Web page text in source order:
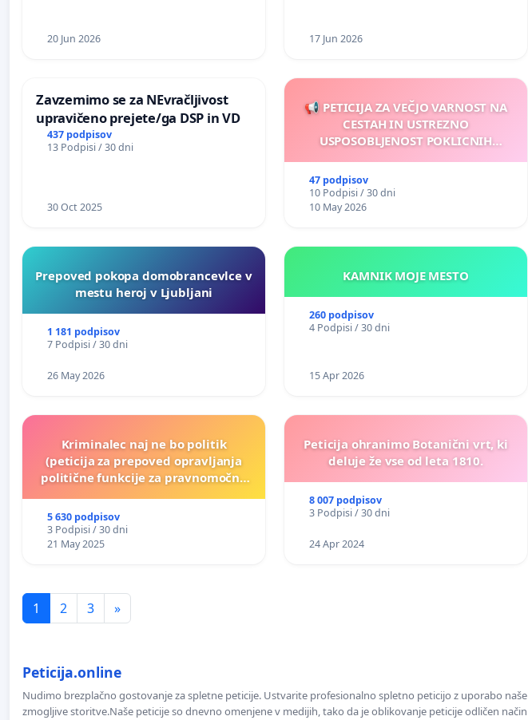
20 Jun 2026 17 Jun 2026
Zavzemimo se za NEvračljivost
upravičeno prejete/ga DSP in VD
437 podpisov
13 Podpisi / 30 dni
30 Oct 2025
📢 PETICIJA ZA VEČJO VARNOST NA
CESTAH IN USTREZNO
USPOSOBLJENOST POKLICNIH
47 podpisov
10 Podpisi / 30 dni
10 May 2026
Prepoved pokopa domobrancevlce v
mestu heroj v Ljubljani
1 181 podpisov
7 Podpisi / 30 dni
26 May 2026
KAMNIK MOJE MESTO
260 podpisov
4 Podpisi / 30 dni
15 Apr 2026
Kriminalec naj ne bo politik
(peticija za prepoved opravljanja
politične funkcije za pravnomočno
5 630 podpisov
3 Podpisi / 30 dni
21 May 2025
Peticija ohranimo Botanični vrt, ki
deluje že vse od leta 1810.
8 007 podpisov
3 Podpisi / 30 dni
24 Apr 2024
1 2 3 »
Peticija.online
Nudimo brezplačno gostovanje za spletne peticije. Ustvarite profesionalno spletno peticijo z uporabo naše
zmogljive storitve.Naše peticije so dnevno omenjene v medijih, tako da je oblikovanje peticije odličen način